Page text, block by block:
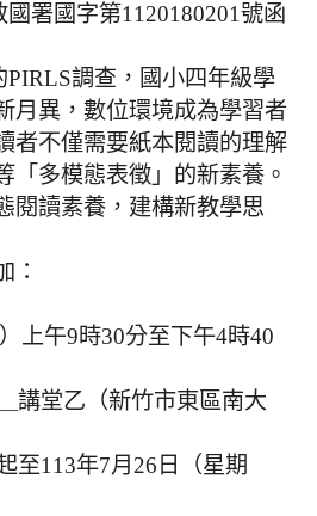
署國字第1120180201號函
調查，國小四年級學
月異，數位環境成為學習者
者不僅需要紙本閱讀的理解
「多模態表徵」的新素養。
閱讀素養，建構新教學思
：
上午9時30分至下午4時40
講堂乙（新竹市東區南大
至113年7月26日（星期